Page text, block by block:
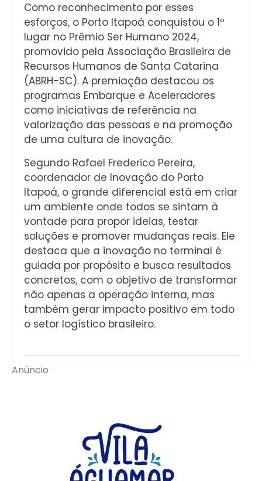
Como reconhecimento por esses
esforços, o Porto Itapoá conquistou o 1º
lugar no Prêmio Ser Humano 2024,
promovido pela Associação Brasileira de
Recursos Humanos de Santa Catarina
(ABRH-SC). A premiação destacou os
programas Embarque e Aceleradores
como iniciativas de referência na
valorização das pessoas e na promoção
de uma cultura de inovação.
Segundo Rafael Frederico Pereira,
coordenador de Inovação do Porto
Itapoá, o grande diferencial está em criar
um ambiente onde todos se sintam à
vontade para propor ideias, testar
soluções e promover mudanças reais. Ele
destaca que a inovação no terminal é
guiada por propósito e busca resultados
concretos, com o objetivo de transformar
não apenas a operação interna, mas
também gerar impacto positivo em todo
o setor logístico brasileiro.
Anúncio